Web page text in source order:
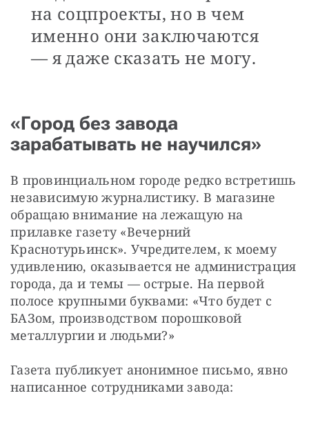
на соцпроекты, но в чем
именно они заключаются
— я даже сказать не могу.
«Город без завода
зарабатывать не научился»
В провинциальном городе редко встретишь
независимую журналистику. В магазине
обращаю внимание на лежащую на
прилавке газету «Вечерний
Краснотурьинск». Учредителем, к моему
удивлению, оказывается не администрация
города, да и темы — острые. На первой
полосе крупными буквами: «Что будет с
БАЗом, производством порошковой
металлургии и людьми?»
Газета публикует анонимное письмо, явно
написанное сотрудниками завода: